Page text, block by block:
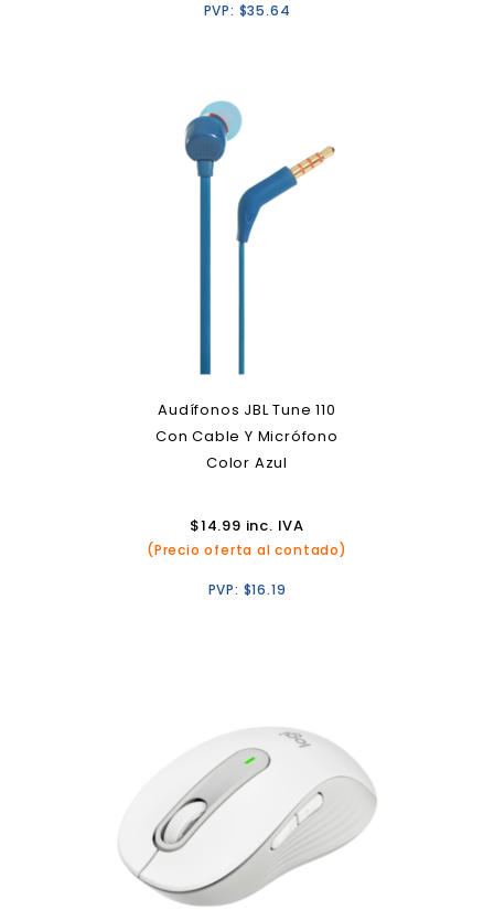
PVP: $35.64
Audífonos JBL Tune 110
Con Cable Y Micrófono
Color Azul
$14.99 inc. IVA
(Precio oferta al contado)
PVP: $16.19